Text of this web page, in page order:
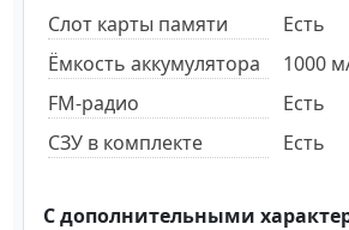
Слот карты памяти
Есть
Ёмкость аккумулятора
1000
FM-радио
Есть
СЗУ в комплекте
Есть
С дополнительными